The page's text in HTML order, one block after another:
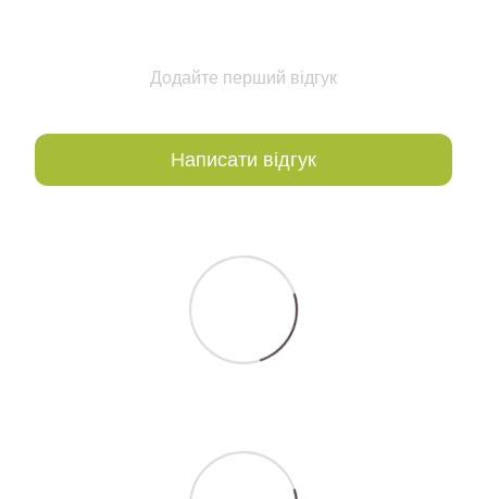
Додайте перший відгук
Написати відгук